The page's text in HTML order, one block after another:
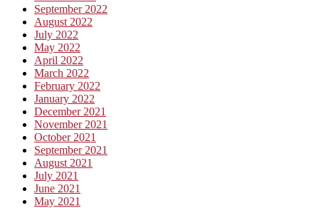
September 2022
August 2022
July 2022
May 2022
April 2022
March 2022
February 2022
January 2022
December 2021
November 2021
October 2021
September 2021
August 2021
July 2021
June 2021
May 2021